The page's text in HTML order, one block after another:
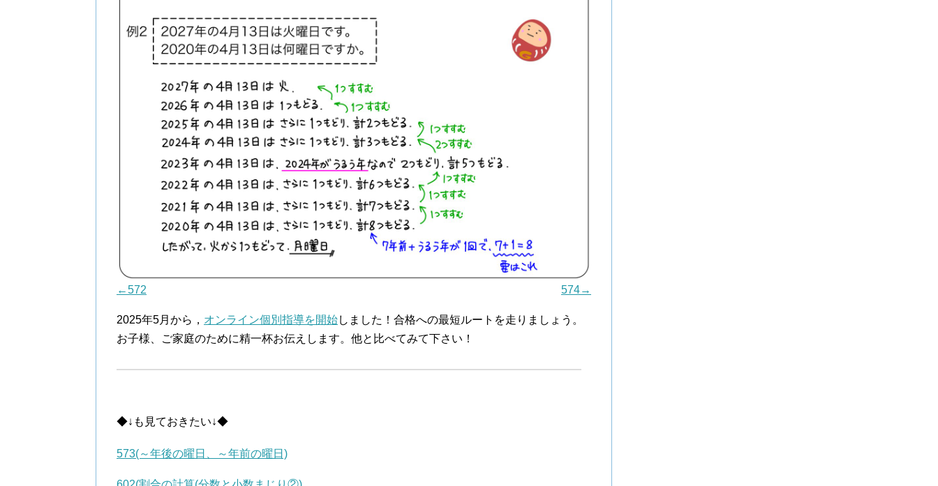
←572 574→
2025年5月から， オンライン個別指導を開始しました！合格への最短ルートを走りましょう。
お子様、ご家庭のために精一杯お伝えします。他と比べてみて下さい！
◆↓も見ておきたい↓◆
573(～年後の曜日、～年前の曜日)